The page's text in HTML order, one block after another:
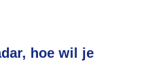
hoe wil je